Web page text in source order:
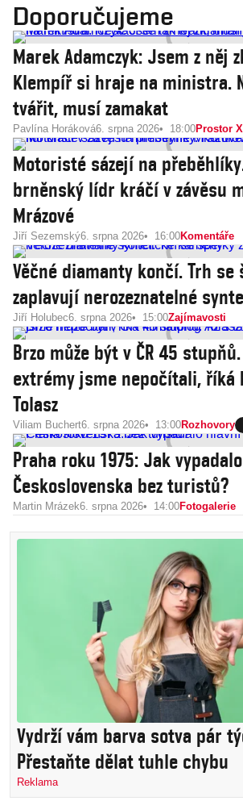
Doporučujeme
Marek Adamczyk: Jsem z něj
Klempíř si hraje na ministra.
tvářit, musí zamakat
Pavlína Horáková6. srpna 2026 18:00Prostor X
Motoristé sázejí na
brněnský lídr kráčí v závěsu
Mrázové
Jiří Sezemský6. srpna 2026 16:00Komentáře
Věčné diamanty končí. Trh se
zaplavují nerozeznatelné
Jiří Holubec6. srpna 2026 15:00Zajímavosti
Brzo může být v ČR 45
extrémy jsme nepočítali, říká
Tolasz
Viliam Buchert6. srpna 2026 13:00Rozhovory
Praha roku 1975: Jak
Československa bez turistů?
Martin Mrázek6. srpna 2026 14:00Fotogalerie
Vydrží vám barva sotva pár
Přestaňte dělat tuhle chybu
Reklama